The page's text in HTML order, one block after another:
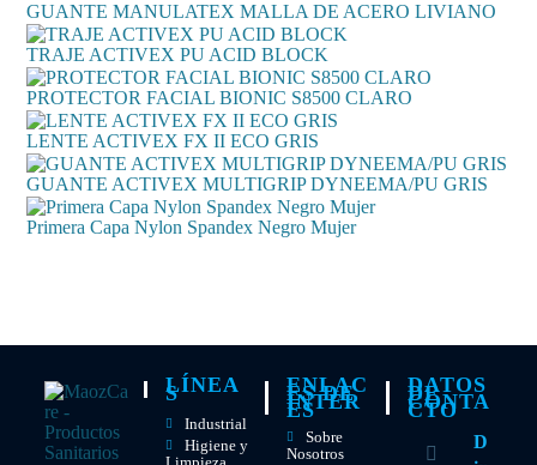
GUANTE MANULATEX MALLA DE ACERO LIVIANO
TRAJE ACTIVEX PU ACID BLOCK
PROTECTOR FACIAL BIONIC S8500 CLARO
LENTE ACTIVEX FX II ECO GRIS
GUANTE ACTIVEX MULTIGRIP DYNEEMA/PU GRIS
Primera Capa Nylon Spandex Negro Mujer
LÍNEA
S
Industrial
Higiene y
ENLAC
ES DE
INTER
ES
Sobre
Nosotros
DATOS
DE
CONTA
CTO
D